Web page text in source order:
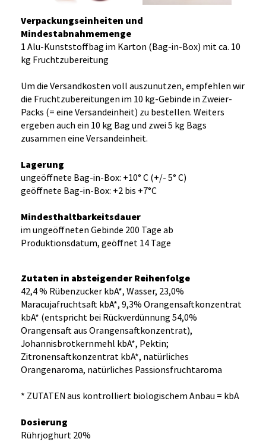
Verpackungseinheiten und
Mindestabnahmemenge
1 Alu-Kunststoffbag im Karton (Bag-in-Box) mit ca. 10
kg Fruchtzubereitung
Um die Versandkosten voll auszunutzen, empfehlen wir
die Fruchtzubereitungen im 10 kg-Gebinde in Zweier-
Packs (= eine Versandeinheit) zu bestellen. Weiters
ergeben auch ein 10 kg Bag und zwei 5 kg Bags
zusammen eine Versandeinheit.
Lagerung
ungeöffnete Bag-in-Box: +10° C (+/- 5° C)
geöffnete Bag-in-Box: +2 bis +7°C
Mindesthaltbarkeitsdauer
im ungeöffneten Gebinde 200 Tage ab
Produktionsdatum, geöffnet 14 Tage
Zutaten in absteigender Reihenfolge
42,4 % Rübenzucker kbA*, Wasser, 23,0%
Maracujafruchtsaft kbA*, 9,3% Orangensaftkonzentrat
kbA* (entspricht bei Rückverdünnung 54,0%
Orangensaft aus Orangensaftkonzentrat),
Johannisbrotkernmehl kbA*, Pektin;
Zitronensaftkonzentrat kbA*, natürliches
Orangenaroma, natürliches Passionsfruchtaroma
* ZUTATEN aus kontrolliert biologischem Anbau = kbA
Dosierung
Rührjoghurt 20%